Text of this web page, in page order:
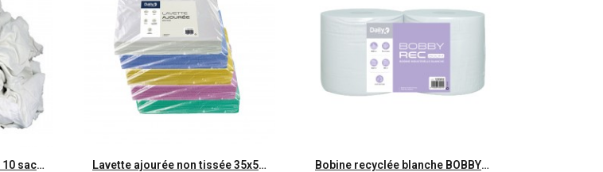
Chiffon BJ blanc Jersey - 10 sacs de 1kg Aperçu rapide Lavette ajourée non tissée 35x50cm DAILYK PREMIUM - Sachet de 25 Aperçu rapide Bobine recyclée blanche BOBBYREC 800M Dailyk Start - Colis de 2